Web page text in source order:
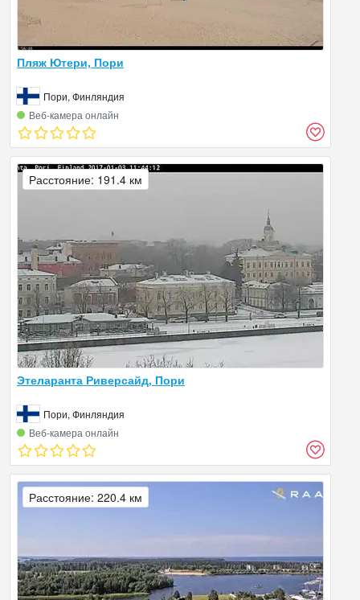
Пляж Ютери, Пори
Пори, Финляндия
Веб‑камера онлайн
Этеларанта Риверсайд, Пори
Пори, Финляндия
Веб‑камера онлайн
Расстояние: 191.4 км
Расстояние: 220.4 км